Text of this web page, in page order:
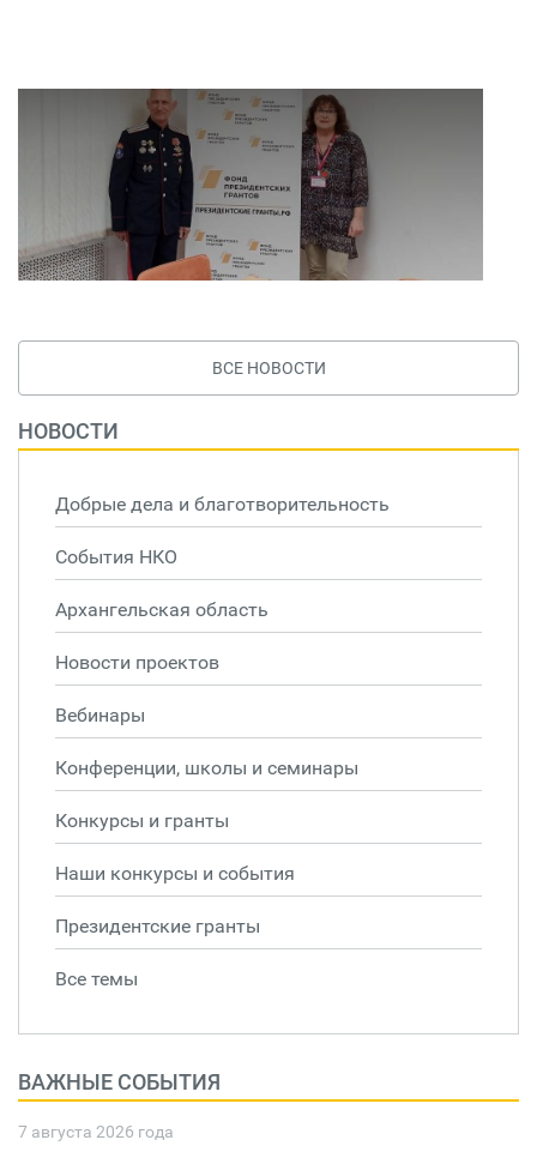
ВСЕ НОВОСТИ
НОВОСТИ
Добрые дела и благотворительность
События НКО
Архангельская область
Новости проектов
Вебинары
Конференции, школы и семинары
Конкурсы и гранты
Наши конкурсы и события
Президентские гранты
Все темы
ВАЖНЫЕ СОБЫТИЯ
7 августа 2026 года